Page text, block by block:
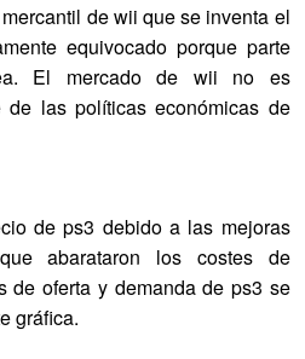
de wii que se inventa el
equivocado porque parte
El mercado de wii no es
de las políticas económicas de
de ps3 debido a las mejoras
abarataron los costes de
de oferta y demanda de ps3 se
gráfica.